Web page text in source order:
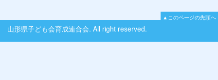
▲このページの先頭へ
山形県子ども会育成連合会. All right reserved.